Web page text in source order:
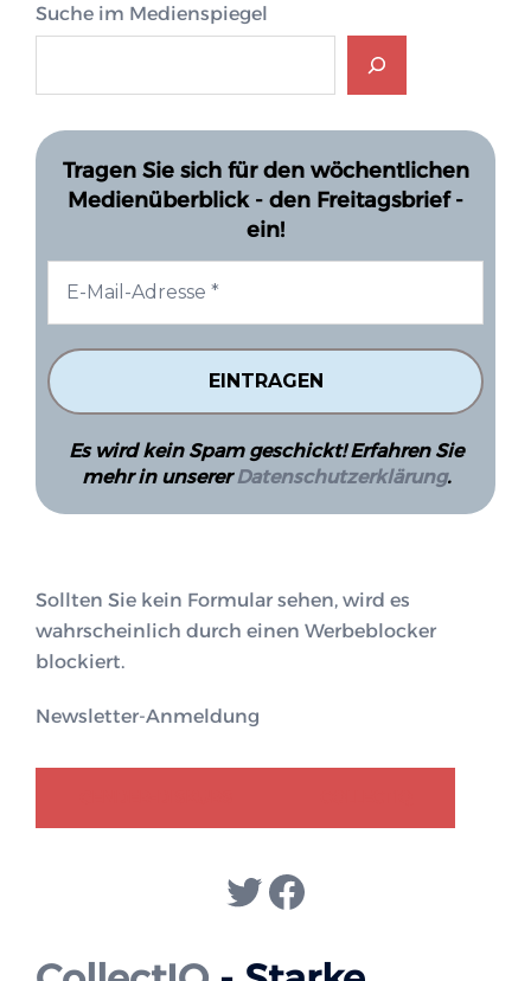
Suche im Medienspiegel
Tragen Sie sich für den wöchentlichen
Medienüberblick - den Freitagsbrief -
ein!
Es wird kein Spam geschickt! Erfahren Sie
mehr in unsererDatenschutzerklärung.
Sollten Sie kein Formular sehen, wird es
wahrscheinlich durch einen Werbeblocker
blockiert.
Newsletter-Anmeldung
Twitter
Facebook